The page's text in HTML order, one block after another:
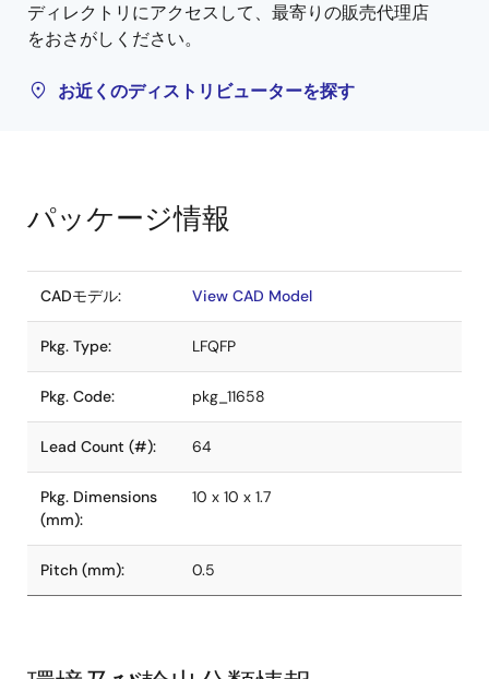
ディレクトリにアクセスして、最寄りの販売代理店
をおさがしください。
お近くのディストリビューターを探す
パッケージ情報
CADモデル: View CAD Model
Pkg. Type: LFQFP
Pkg. Code: pkg_11658
Lead Count (#): 64
Pkg. Dimensions
(mm):
10 x 10 x 1.7
Pitch (mm): 0.5